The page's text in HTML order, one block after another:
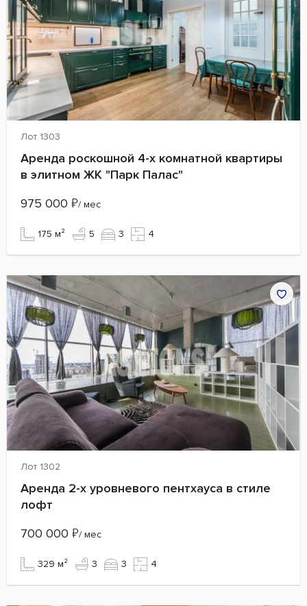
Лот 1303
Аренда роскошной 4-х комнатной квартиры
в элитном ЖК "Парк Палас"
975 000 ₽/ мес
175 м² 5 3 4
Лот 1302
Аренда 2-х уровневого пентхауса в стиле
лофт
700 000 ₽/ мес
329 м² 3 3 4